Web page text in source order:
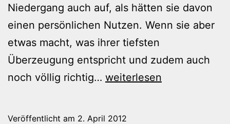
Niedergang auch auf, als hätten sie davon
einen persönlichen Nutzen. Wenn sie aber
etwas macht, was ihrer tiefsten
Überzeugung entspricht und zudem auch
noch völlig richtig… Die
weiterlesen
Veröffentlicht am 2. April 2012